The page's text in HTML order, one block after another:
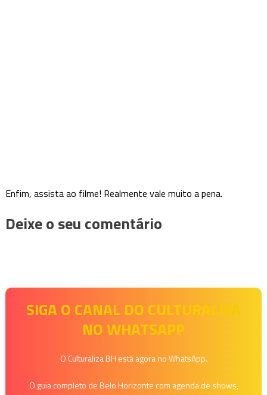
Enfim, assista ao filme! Realmente vale muito a pena.
Deixe o seu comentário
SIGA O CANAL DO CULTURALIZA
NO WHATSAPP
O Culturaliza BH está agora no WhatsApp.
O guia completo de Belo Horizonte com agenda de shows,